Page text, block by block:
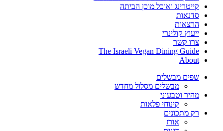
קייטרינג ואוכל מוכן הביתה
סדנאות
הרצאות
ייעוץ קולינרי
צרו קשר
The Israeli Vegan Dining Guide
About
שפים מבשלים
מבשלים מסלול מחדש
מהיר וטבעוני
קינוחי פלאות
רק מתכונים
אורז